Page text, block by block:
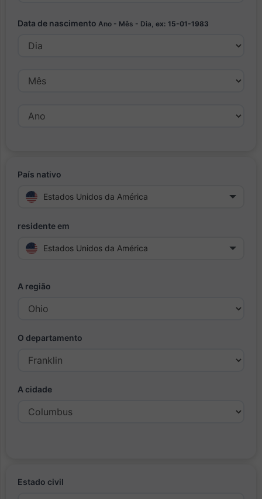
Data de nascimento Ano - Mês - Dia, ex: 15-01-1983
País nativo
Estados Unidos da América
residente em
Estados Unidos da América
A região
O departamento
A cidade
Estado civil